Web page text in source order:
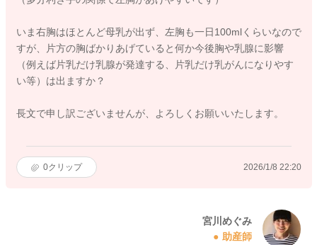
いま右胸はほとんど母乳が出ず、左胸も一日100mlくらいなので
すが、片方の胸ばかりあげていると何か今後胸や乳腺に影響
（例えば片乳だけ乳腺が発達する、片乳だけ乳がんになりやす
い等）は出ますか？
長文で申し訳ございませんが、よろしくお願いいたします。
0クリップ 2026/1/8 22:20
宮川めぐみ
助産師